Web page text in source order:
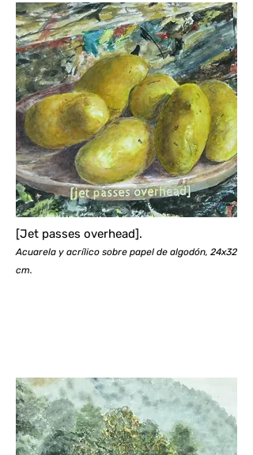
[Jet passes overhead].
Acuarela y acrílico sobre papel de algodón, 24x32
cm.